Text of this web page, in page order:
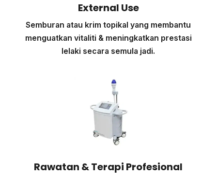
External Use
Semburan atau krim topikal yang membantu
menguatkan vitaliti & meningkatkan prestasi
lelaki secara semula jadi.
Rawatan & Terapi Profesional